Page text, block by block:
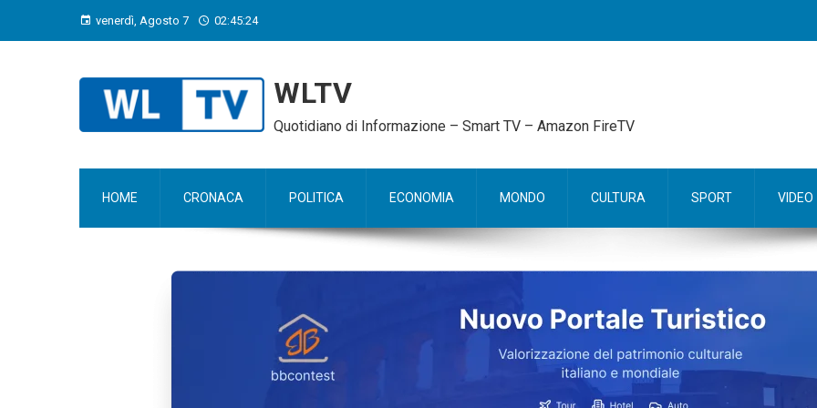
venerdì, Agosto 7 02:45:25
WLTV
Quotidiano di Informazione – Smart TV – Amazon FireTV
HOME CRONACA POLITICA ECONOMIA MONDO CULTURA SPORT VIDEO